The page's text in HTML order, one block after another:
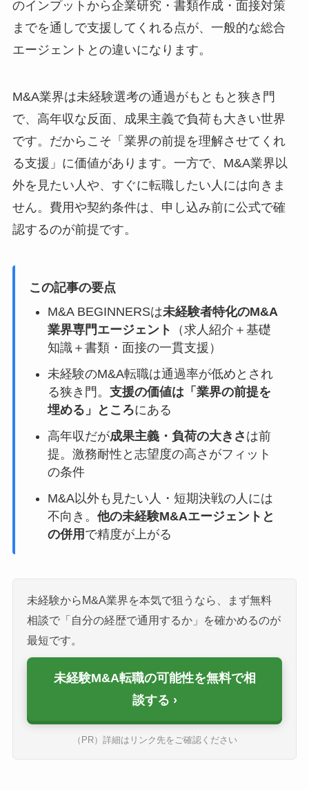
のインプットから企業研究・書類作成・面接対策
までを通しで支援してくれる点が、一般的な総合
エージェントとの違いになります。
M&A業界は未経験選考の通過がもともと狭き門
で、高年収な反面、成果主義で負荷も大きい世界
です。だからこそ「業界の前提を理解させてくれ
る支援」に価値があります。一方で、M&A業界以
外を見たい人や、すぐに転職したい人には向きま
せん。費用や契約条件は、申し込み前に公式で確
認するのが前提です。
この記事の要点
M&A BEGINNERSは未経験者特化のM&A
業界専門エージェント
（求人紹介＋基礎
知識＋書類・面接の一貫支援）
未経験のM&A転職は通過率が低めとされ
る狭き門。 支援の価値は「業界の前提を
埋める」ところにある
高年収だが成果主義・負荷の大きさ は前
提。激務耐性と志望度の高さがフィット
の条件
M&A以外も見たい人・短期決戦の人には
不向き。 他の未経験M&Aエージェントと
の併用 で精度が上がる
未経験からM&A業界を本気で狙うなら、まず無料
相談で「自分の経歴で通用するか」を確かめるのが
最短です。
未経験M&A転職の可能性を無料で相
談する
（PR）詳細はリンク先をご確認ください